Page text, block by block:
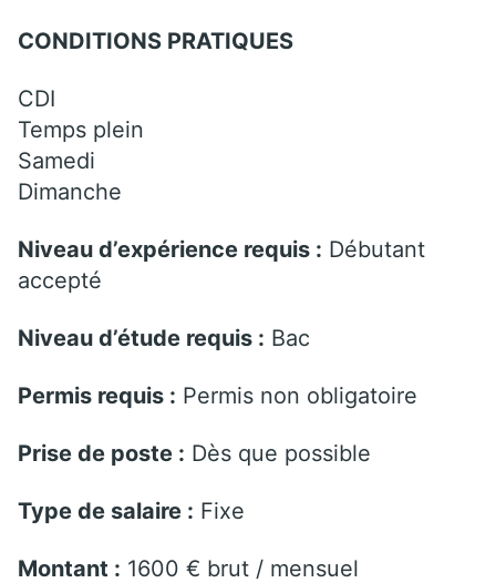
CONDITIONS PRATIQUES
CDI
Temps plein
Samedi
Dimanche
Niveau d’expérience requis : Débutant
accepté
Niveau d’étude requis : Bac
Permis requis : Permis non obligatoire
Prise de poste : Dès que possible
Type de salaire : Fixe
Montant : 1600 € brut / mensuel